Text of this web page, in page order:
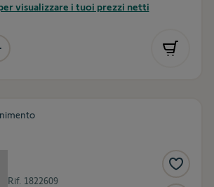
visualizzare i tuoi prezzi netti
Rif. 1822609